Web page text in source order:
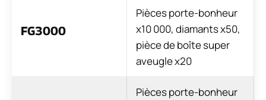
FG3000
Pièces porte-bonheur
x10 000, diamants x50,
pièce de boîte super
aveugle x20
Pièces porte-bonheur